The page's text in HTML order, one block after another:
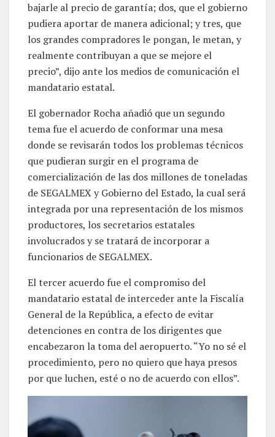
bajarle al precio de garantía; dos, que el gobierno
pudiera aportar de manera adicional; y tres, que
los grandes compradores le pongan, le metan, y
realmente contribuyan a que se mejore el
precio”, dijo ante los medios de comunicación el
mandatario estatal.
El gobernador Rocha añadió que un segundo
tema fue el acuerdo de conformar una mesa
donde se revisarán todos los problemas técnicos
que pudieran surgir en el programa de
comercialización de las dos millones de toneladas
de SEGALMEX y Gobierno del Estado, la cual será
integrada por una representación de los mismos
productores, los secretarios estatales
involucrados y se tratará de incorporar a
funcionarios de SEGALMEX.
El tercer acuerdo fue el compromiso del
mandatario estatal de interceder ante la Fiscalía
General de la República, a efecto de evitar
detenciones en contra de los dirigentes que
encabezaron la toma del aeropuerto. “Yo no sé el
procedimiento, pero no quiero que haya presos
por que luchen, esté o no de acuerdo con ellos”.